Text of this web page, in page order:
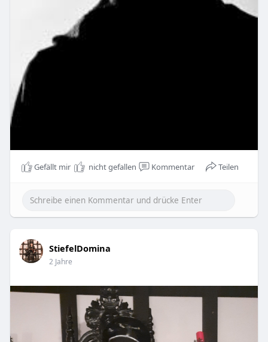
Gefällt mir nicht gefallen Kommentar Teilen
StiefelDomina
2 Jahre